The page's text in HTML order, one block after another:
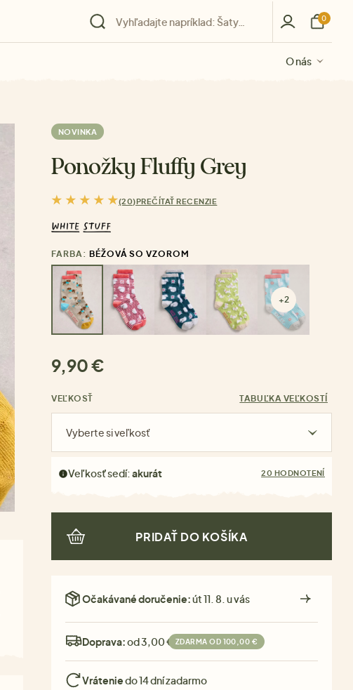
O nás
O nás
O nás
O nás
O nás
0
NOVINKA
Ponožky Fluffy Grey
(20)PREČÍTAŤ RECENZIE
FARBA: BÉŽOVÁ SO VZOROM
+2
9,90 €
VEĽKOSŤ TABUĽKA VEĽKOSTÍ
Vyberte si veľkosť
Veľkosť sedí:akurát 20 HODNOTENÍ
PRIDAŤ DO KOŠÍKA
Očakávané doručenie:út 11. 8. u vás
Doprava:od 3,00 € ZDARMA OD 100,00 €
Vráteniedo 14 dní zadarmo